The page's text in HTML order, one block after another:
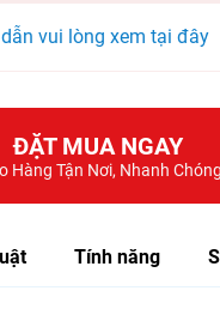
vui lòng xem tại đây
ĐẶT MUA NGAY
Hàng Tận Nơi, Nhanh Chóng
Tính năng